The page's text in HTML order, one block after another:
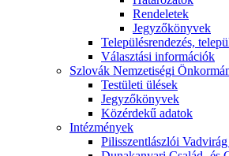
Rendeletek
Jegyzőkönyvek
Településrendezés,
Választási információk
Szlovák Nemzetiségi
Testületi ülések
Jegyzőkönyvek
Közérdekű adatok
Intézmények
Pilisszentlászlói